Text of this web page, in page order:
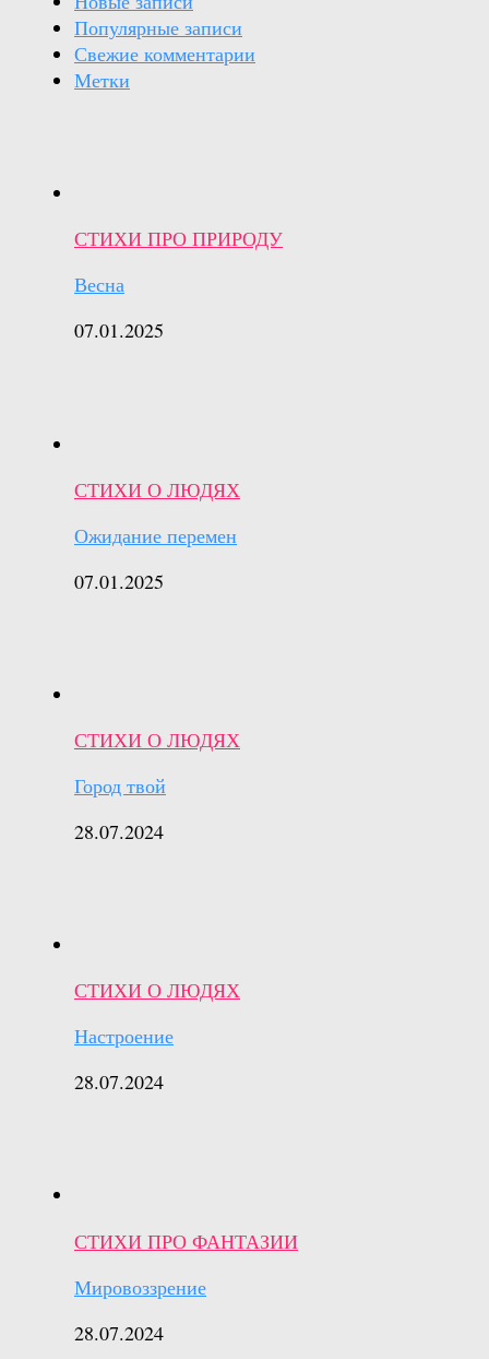
Популярные записи
Свежие комментарии
Метки
СТИХИ ПРО ПРИРОДУ
Весна
07.01.2025
СТИХИ О ЛЮДЯХ
Ожидание перемен
07.01.2025
СТИХИ О ЛЮДЯХ
Город твой
28.07.2024
СТИХИ О ЛЮДЯХ
Настроение
28.07.2024
СТИХИ ПРО ФАНТАЗИИ
Мировоззрение
28.07.2024